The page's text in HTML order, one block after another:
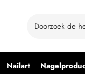
Nailart